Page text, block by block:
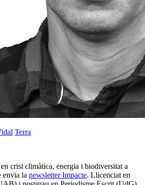
Terra
crisi climàtica, energia i biodiversitat a
envia la newsletter Impacte. Llicenciat en